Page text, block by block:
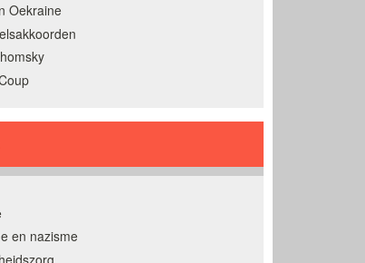
Oekraine
en nazisme